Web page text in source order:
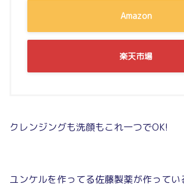
Amazon
楽天市場
クレンジングも洗顔もこれ一つでOK!
ユンケルを作ってる佐藤製薬が作って